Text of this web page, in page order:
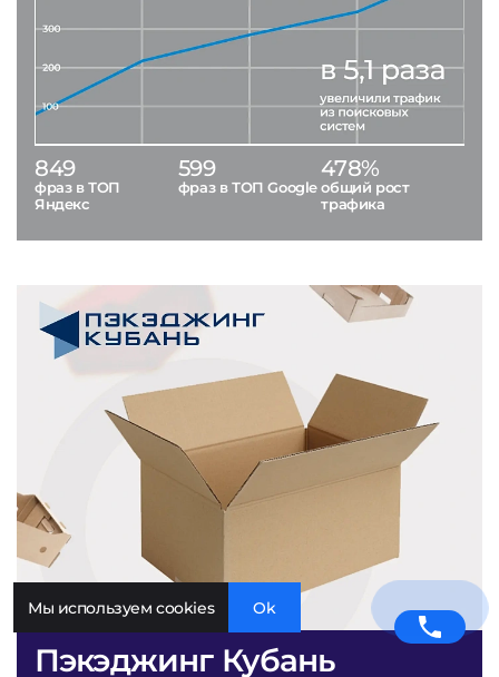
Пэкэджинг Кубань
849
фраз в ТОП
Яндекс
599
фраз в ТОП Google
478%
общий рост
трафика
Мы используем cookies Ok